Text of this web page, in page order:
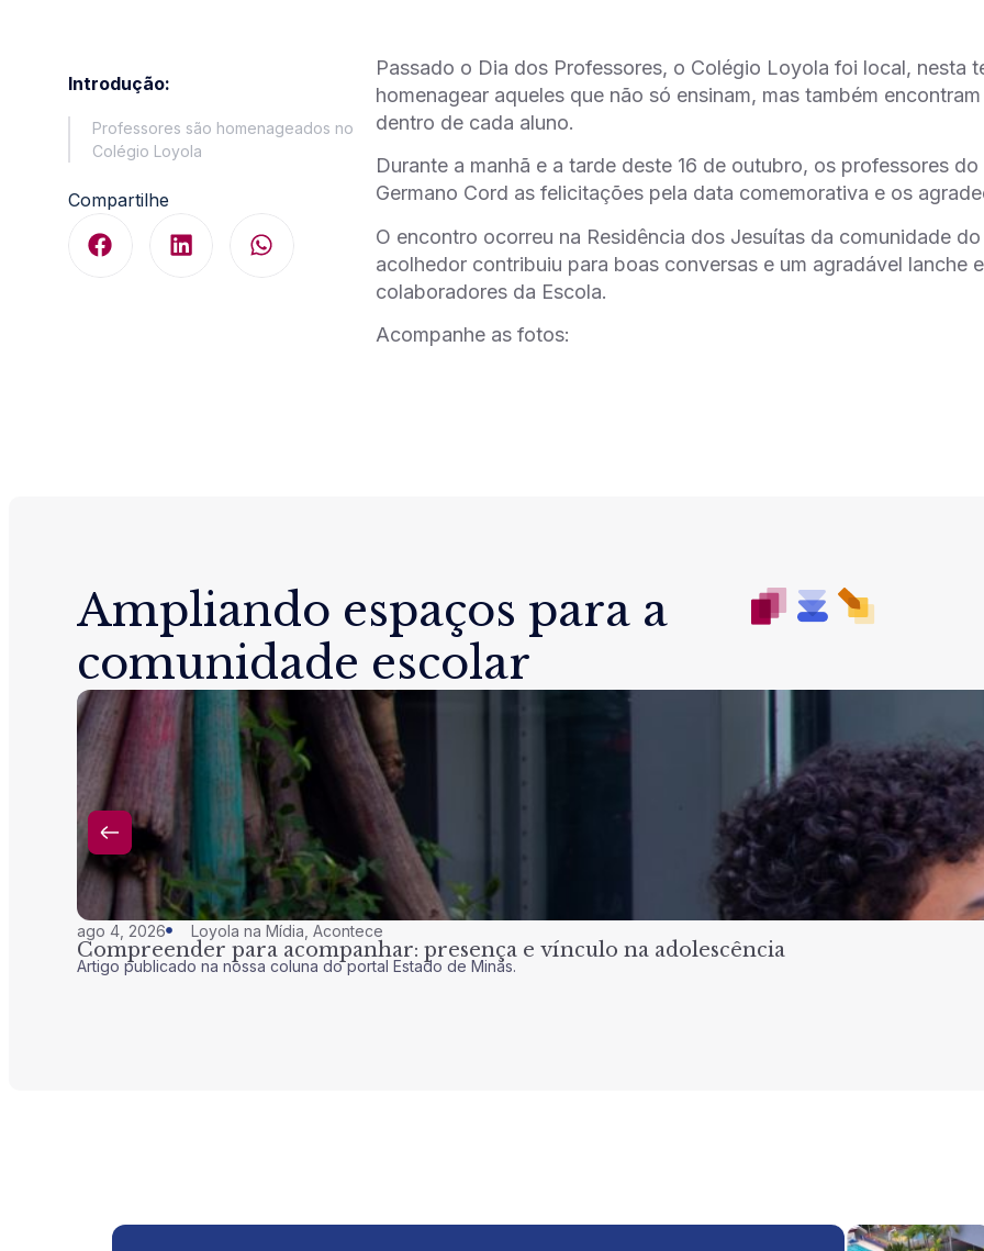
Introdução:
Professores são homenageados no
Colégio Loyola
Compartilhe
Passado o Dia dos Professores, o Colégio Loyola foi local, nesta
homenagear aqueles que não só ensinam, mas também
dentro de cada aluno.
Durante a manhã e a tarde deste 16 de outubro, os professores
Germano Cord as felicitações pela data comemorativa e os
O encontro ocorreu na Residência dos Jesuítas da comunidade
acolhedor contribuiu para boas conversas e um agradável lanche
colaboradores da Escola.
Acompanhe as fotos:
Ampliando espaços para a
comunidade escolar
ago 4, 2026 Loyola na Mídia Acontece
Compreender para acompanhar: presença e vínculo na adolescência
Artigo publicado na nossa coluna do portal Estado de Minas.